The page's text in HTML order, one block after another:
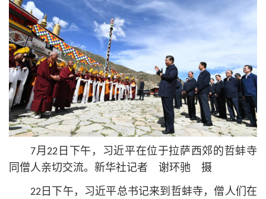
7月22日下午，习近平在位于拉萨西郊的哲蚌寺
同僧人亲切交流。新华社记者 谢环驰 摄
22日下午，习近平总书记来到哲蚌寺，僧人们在